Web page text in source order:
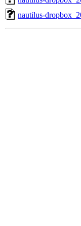
nautilus-